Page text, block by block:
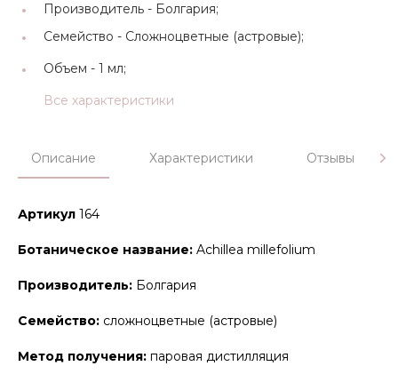
Производитель - Болгария;
Семейство - Сложноцветные (астровые);
Объем - 1 мл;
Все характеристики
Описание Характеристики Отзывы
Артикул 164
Ботаническое название: Achillea millefolium
Производитель: Болгария
Семейство: сложноцветные (астровые)
Метод получения: паровая дистилляция